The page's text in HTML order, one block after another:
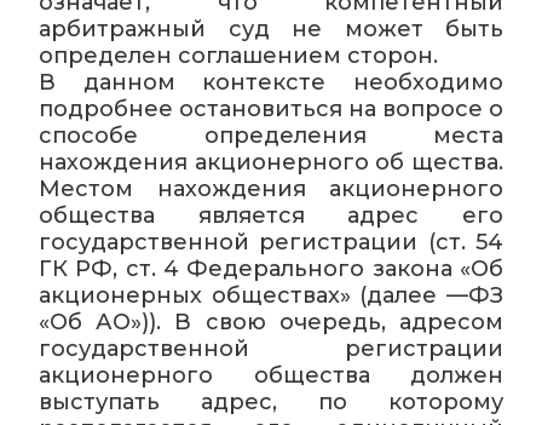
арбитражный суд не может быть
определен соглашением сторон.
В данном контексте необходимо
подробнее остановиться на вопросе о
способе определения места
нахождения акционерного об щества.
Местом нахождения акционерного
общества является адрес его
государственной регистрации (ст. 54
ГК РФ, ст. 4 Федерального закона «Об
акционерных обществах» (далее —ФЗ
«Об АО»)). В свою очередь, адресом
государственной регистрации
акционерного общества должен
выступать адрес, по которому